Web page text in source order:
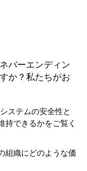
バーエンディン
か？私たちがお
ステムの安全性と
持できるかをご覧く
組織にどのような価